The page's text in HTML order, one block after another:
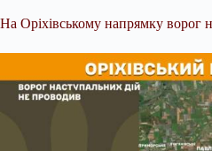
На Оріхівському напрямку ворог